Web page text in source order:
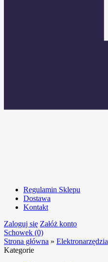
Regulamin Sklepu
Dostawa
Kontakt
Zaloguj się Załóż konto
Schowek (0)
Strona główna » Elektronarzędzia
Kategorie